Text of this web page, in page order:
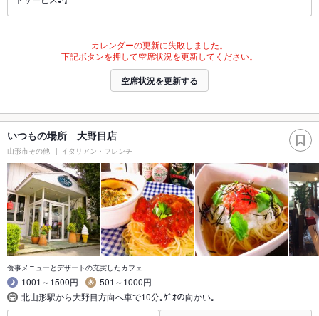
カレンダーの更新に失敗しました。
下記ボタンを押して空席状況を更新してください。
空席状況を更新する
いつもの場所 大野目店
山形市その他 イタリアン・フレンチ
食事メニューとデザートの充実したカフェ
1001～1500円
501～1000円
北山形駅から大野目方向へ車で10分｡ｹﾞｵの向かい｡